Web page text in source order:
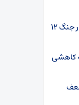
محسن رضایی: ما فقط ۳۰ درصد توانمان را در جنگ ۱۲
۲۷ آذر ۱۴۰۴/ مظنه کاهشی